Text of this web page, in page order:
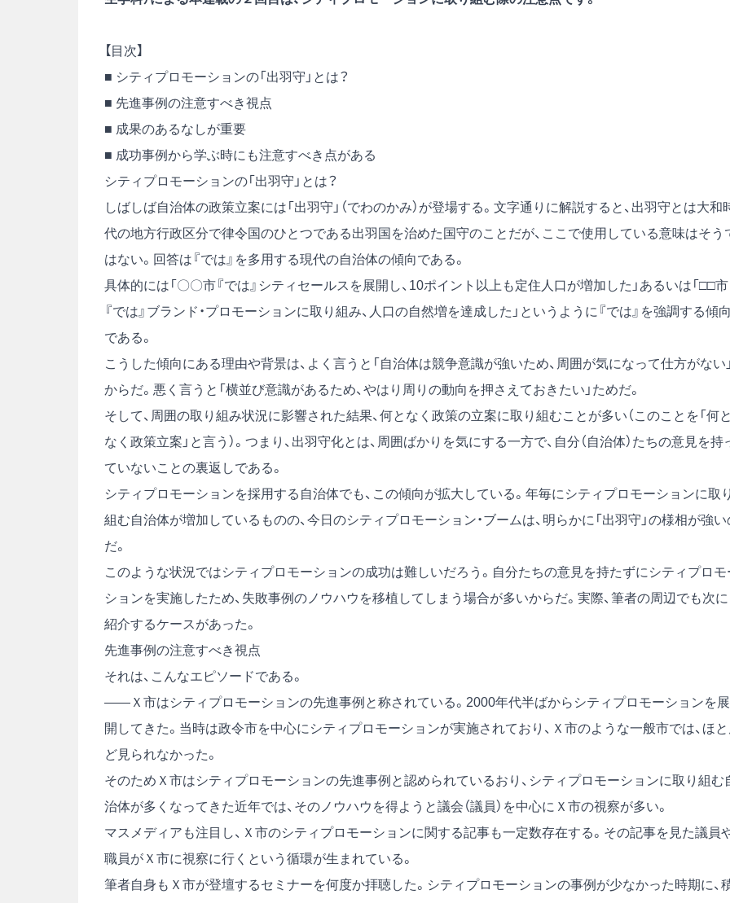
【目次】
■ シティプロモーションの「出羽守」とは？
■ 先進事例の注意すべき視点
■ 成果のあるなしが重要
■ 成功事例から学ぶ時にも注意すべき点がある
シティプロモーションの「出羽守」とは？
しばしば自治体の政策立案には「出羽守」（でわのかみ）が登場する。文字通りに解説すると、出羽守とは大和
代の地方行政区分で律令国のひとつである出羽国を治めた国守のことだが、ここで使用している意味はそう
はない。回答は『では』を多用する現代の自治体の傾向である。
具体的には「〇〇市『では』シティセールスを展開し、10ポイント以上も定住人口が増加した」あるいは「□□市
『では』ブランド・プロモーションに取り組み、人口の自然増を達成した」というように『では』を強調する傾向
である。
こうした傾向にある理由や背景は、よく言うと「自治体は競争意識が強いため、周囲が気になって仕方がない」
からだ。悪く言うと「横並び意識があるため、やはり周りの動向を押さえておきたい」ためだ。
そして、周囲の取り組み状況に影響された結果、何となく政策の立案に取り組むことが多い（このことを「何と
なく政策立案」と言う）。つまり、出羽守化とは、周囲ばかりを気にする一方で、自分（自治体）たちの意見を持
ていないことの裏返しである。
シティプロモーションを採用する自治体でも、この傾向が拡大している。年毎にシティプロモーションに取り
組む自治体が増加しているものの、今日のシティプロモーション・ブームは、明らかに「出羽守」の様相が強い
だ。
このような状況ではシティプロモーションの成功は難しいだろう。自分たちの意見を持たずにシティプロモ
ションを実施したため、失敗事例のノウハウを移植してしまう場合が多いからだ。実際、筆者の周辺でも次
紹介するケースがあった。
先進事例の注意すべき視点
それは、こんなエピソードである。
――Ｘ市はシティプロモーションの先進事例と称されている。2000年代半ばからシティプロモーションを展
開してきた。当時は政令市を中心にシティプロモーションが実施されており、Ｘ市のような一般市では、ほ
ど見られなかった。
そのためＸ市はシティプロモーションの先進事例と認められているおり、シティプロモーションに取り組む
治体が多くなってきた近年では、そのノウハウを得ようと議会（議員）を中心にＸ市の視察が多い。
マスメディアも注目し、Ｘ市のシティプロモーションに関する記事も一定数存在する。その記事を見た議員
職員がＸ市に視察に行くという循環が生まれている。
筆者自身もＸ市が登壇するセミナーを何度か拝聴した。シティプロモーションの事例が少なかった時期に、